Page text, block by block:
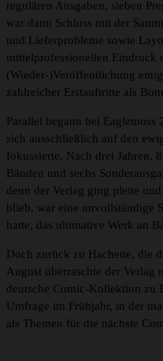
regulären Ausgaben, sieben
war dann Schluss mit der
und Lieferprobleme sowie
mittelprofessionellen Eindruck
(Wieder-)Veröffentlichung
zahlreicher Erstauftritte als
Parallel begann bei
sich ausschließlich auf den
fokussierte. Nach drei Jahren,
Bänden und sechs
denn der Verlag ging pleite
blieb, war eine unvollständige
hatte, das ultimative Werk an
Doch zurück zu Hachette, die
August überraschte der Verlag
deutsche Comic-Kollektion zu
Umfrage im Frühjahr, in der
als Themen für die nächste